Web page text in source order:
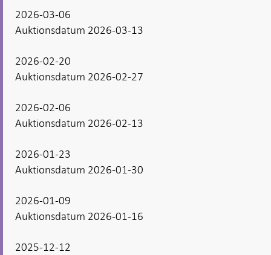
2026-03-06
Auktionsdatum 2026-03-13
2026-02-20
Auktionsdatum 2026-02-27
2026-02-06
Auktionsdatum 2026-02-13
2026-01-23
Auktionsdatum 2026-01-30
2026-01-09
Auktionsdatum 2026-01-16
2025-12-12